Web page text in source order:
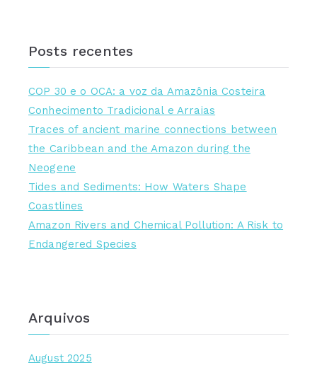
c
s
Posts recentes
COP 30 e o OCA: a voz da Amazônia Costeira
Conhecimento Tradicional e Arraias
Traces of ancient marine connections between
the Caribbean and the Amazon during the
Neogene
Tides and Sediments: How Waters Shape
Coastlines
Amazon Rivers and Chemical Pollution: A Risk to
Endangered Species
Arquivos
August 2025